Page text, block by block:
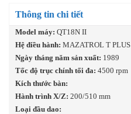
Thông tin chi tiết
Model máy: QT18N II
Hệ điều hành: MAZATROL T PLUS
Ngày tháng năm sản xuất: 1989
Tốc độ trục chính tối đa: 4500 rpm
Kích thước bàn:
Hành trình X/Z: 200/510 mm
Loại đầu dao: